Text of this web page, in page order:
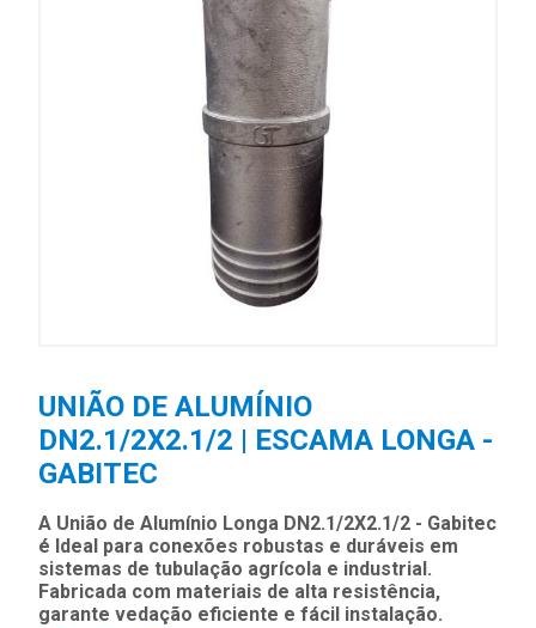
UNIÃO DE ALUMÍNIO
DN2.1/2X2.1/2 | ESCAMA LONGA -
GABITEC
A União de Alumínio Longa DN2.1/2X2.1/2 - Gabitec
é Ideal para conexões robustas e duráveis em
sistemas de tubulação agrícola e industrial.
Fabricada com materiais de alta resistência,
garante vedação eficiente e fácil instalação.